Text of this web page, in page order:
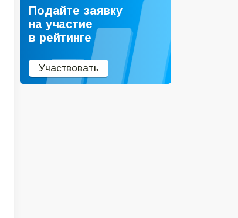
Подайте заявку
на участие
в рейтинге
Участвовать